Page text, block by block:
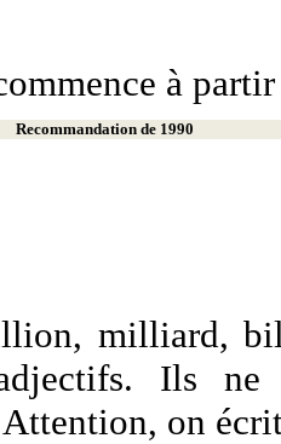
à
Recommandation de 1990
milliard,
Ils ne
on